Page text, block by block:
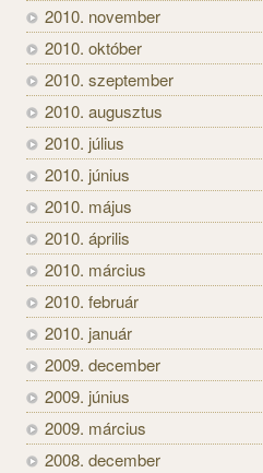
2010. november
2010. október
2010. szeptember
2010. augusztus
2010. július
2010. június
2010. május
2010. április
2010. március
2010. február
2010. január
2009. december
2009. június
2009. március
2008. december